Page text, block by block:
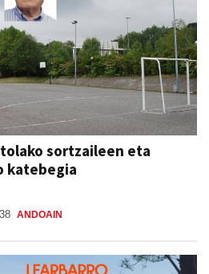
sortzaileen eta
katebegia
ANDOAIN